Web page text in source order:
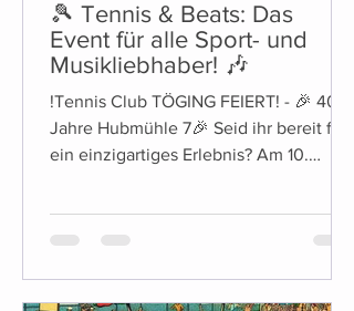
🎾 Tennis & Beats: Das
Event für alle Sport- und
Musikliebhaber! 🎶
!Tennis Club TÖGING FEIERT! - 🎉 40
Jahre Hubmühle 7🎉 Seid ihr bereit für
ein einzigartiges Erlebnis? Am 10.